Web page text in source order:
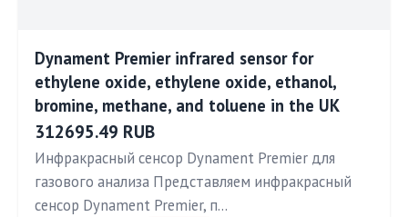
Dynament Premier infrared sensor for
ethylene oxide, ethylene oxide, ethanol,
bromine, methane, and toluene in the UK
312695.49 RUB
Инфракрасный сенсор Dynament Premier для
газового анализа Представляем инфракрасный
сенсор Dynament Premier, п…